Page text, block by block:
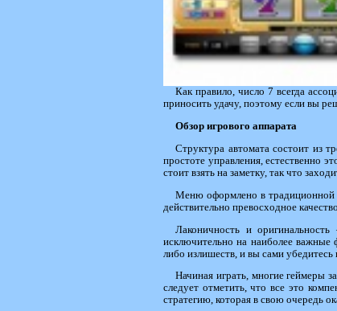
Как правило, число 7 всегда
приносить удачу, поэтому если вы
Обзор игрового аппарата
Структура автомата состоит из
простоте управления, естественно
стоит взять на заметку, так что
Меню оформлено в традиционной
действительно превосходное
Лаконичность и
исключительно на наиболее важные
либо излишеств, и вы сами убедитесь
Начиная играть, многие геймеры
следует отметить, что все это
стратегию, которая в свою очередь